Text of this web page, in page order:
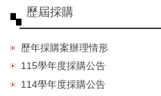
歷屆採購
歷年採購案辦理情形
115學年度採購公告
114學年度採購公告